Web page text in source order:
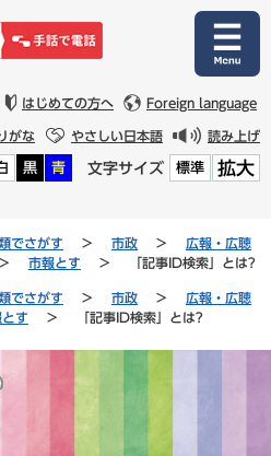
はじめての方へ Foreign language
がな やさしい日本語 読み上げ
黒 青 文字サイズ 標準 拡大
でさがす > 市政 >
広報・広聴
> 市報とす > 「記事ID検索」とは?
でさがす > 市政 >
広報・広聴
す > 「記事ID検索」とは?